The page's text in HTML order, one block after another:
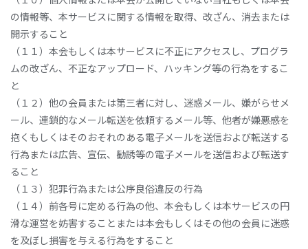
の情報等、本サービスに関する情報を取得、改ざん、消去または
開示すること
（１１）本会もしくは本サービスに不正にアクセスし、プログラ
ムの改ざん、不正なアップロード、ハッキング等の行為をするこ
と
（１２）他の会員または第三者に対し、迷惑メール、嫌がらせメ
ール、連鎖的なメール転送を依頼するメール等、他者が嫌悪感を
抱くもしくはそのおそれのある電子メールを送信および転送する
行為または広告、宣伝、勧誘等の電子メールを送信および転送す
ること
（１３）犯罪行為または公序良俗違反の行為
（１４）前各号に定める行為の他、本会もしくは本サービスの円
滑な運営を妨害することまたは本会もしくはその他の会員に迷惑
を及ぼし損害を与える行為をすること